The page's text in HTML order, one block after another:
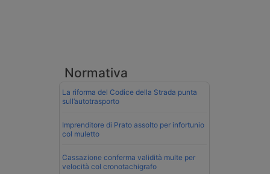
Normativa
La riforma del Codice della Strada punta
sull’autotrasporto
Imprenditore di Prato assolto per infortunio
col muletto
Cassazione conferma validità multe per
velocità col cronotachigrafo